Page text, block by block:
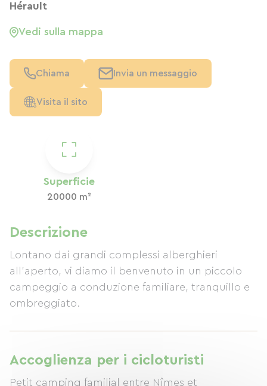
Superficie
20000 m²
Descrizione
Lontano dai grandi complessi alberghieri
all'aperto, vi diamo il benvenuto in un piccolo
campeggio a conduzione familiare, tranquillo e
ombreggiato.
Accoglienza per i cicloturisti
Petit camping familial entre Nîmes et
Hérault
Vedi sulla mappa
Chiama Invia un messaggio
Visita il sito